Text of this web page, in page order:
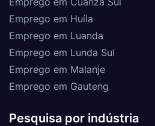
Emprego em Huíla
Emprego em Luanda
Emprego em Lunda Sul
Emprego em Malanje
Emprego em Gauteng
Pesquisa por indústria